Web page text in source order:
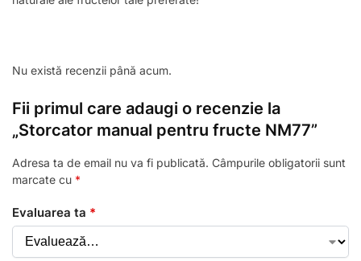
Nu există recenzii până acum.
Fii primul care adaugi o recenzie la
„Storcator manual pentru fructe NM77”
Adresa ta de email nu va fi publicată. Câmpurile obligatorii sunt
marcate cu *
Evaluarea ta *